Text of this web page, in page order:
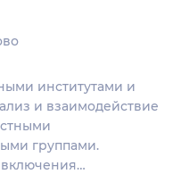
институтами и
и взаимодействие
группами.